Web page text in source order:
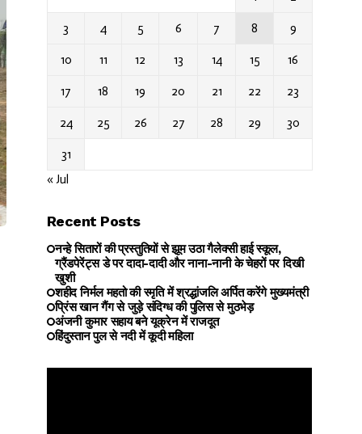
3 4 5 6 7 8 9
10 11 12 13 14 15 16
17 18 19 20 21 22 23
24 25 26 27 28 29 30
31
« Jul
Recent Posts
नन्हे सितारों की प्रस्तुतियों से झूम उठा गैलेक्सी हाई स्कूल,
ग्रैंडपेरेंट्स डे पर दादा-दादी और नाना-नानी के चेहरों पर दिखी
खुशी
शहीद निर्मल महतो की स्मृति में श्रद्धांजलि अर्पित करेंगे मुख्यमंत्री
प्रिंस खान गैंग से जुड़े संदिग्ध की पुलिस से मुठभेड़
अंजनी कुमार सहाय बने यूक्रेन में राजदूत
हिंदुस्तान पुल से नदी में कूदी महिला